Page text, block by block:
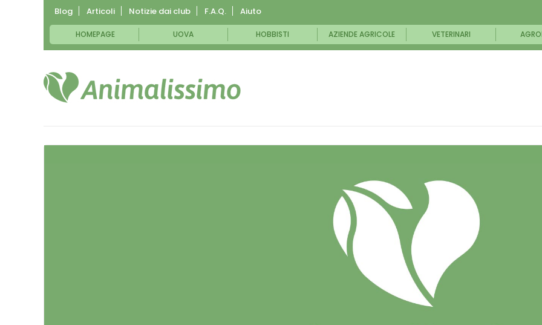
Blog Articoli Notizie dai club F.A.Q. Aiuto
HOMEPAGE UOVA HOBBISTI AZIENDE AGRICOLE VETERINARI